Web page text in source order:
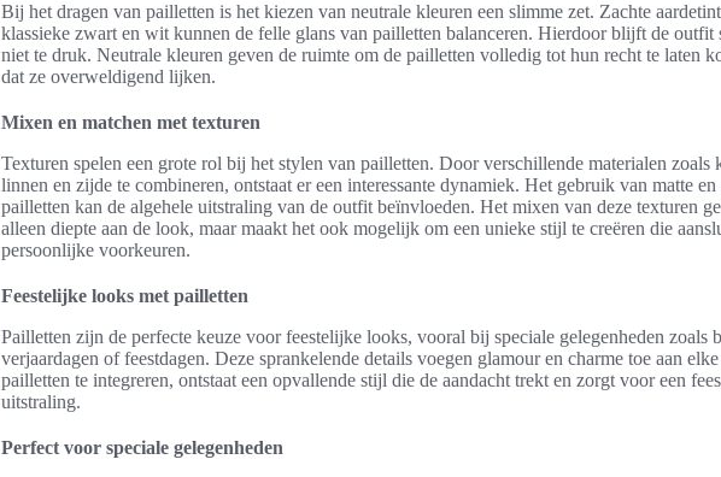
Bij het dragen van pailletten is het kiezen van neutrale kleuren een slimme zet. Zachte
klassieke zwart en wit kunnen de felle glans van pailletten balanceren. Hierdoor blijft de outfit
niet te druk. Neutrale kleuren geven de ruimte om de pailletten volledig tot hun recht te laten
dat ze overweldigend lijken.
Mixen en matchen met texturen
Texturen spelen een grote rol bij het stylen van pailletten. Door verschillende materialen zoals
linnen en zijde te combineren, ontstaat er een interessante dynamiek. Het gebruik van matte en
pailletten kan de algehele uitstraling van de outfit beïnvloeden. Het mixen van deze texturen
alleen diepte aan de look, maar maakt het ook mogelijk om een unieke stijl te creëren die
persoonlijke voorkeuren.
Feestelijke looks met pailletten
Pailletten zijn de perfecte keuze voor feestelijke looks, vooral bij speciale gelegenheden zoals
verjaardagen of feestdagen. Deze sprankelende details voegen glamour en charme toe aan
pailletten te integreren, ontstaat een opvallende stijl die de aandacht trekt en zorgt voor een
uitstraling.
Perfect voor speciale gelegenheden